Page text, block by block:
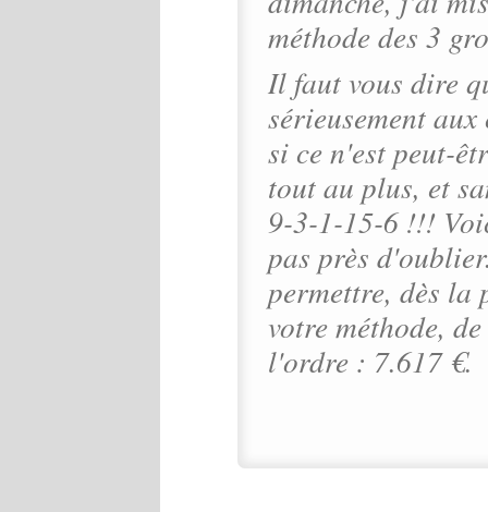
méthode des 3
Il faut vous dire
sérieusement
si ce n'est peut-
tout au plus, et
9-3-1-15-6 !!!
pas près
permettre, dès
votre méthode,
l'ordre : 7.617 €.